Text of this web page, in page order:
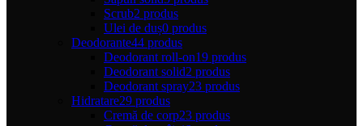
Scrub2 produs
Ulei de duș0 produs
Deodorante44 produs
Deodorant roll-on19 produs
Deodorant solid2 produs
Deodorant spray23 produs
Hidratare29 produs
Cremă de corp23 produs